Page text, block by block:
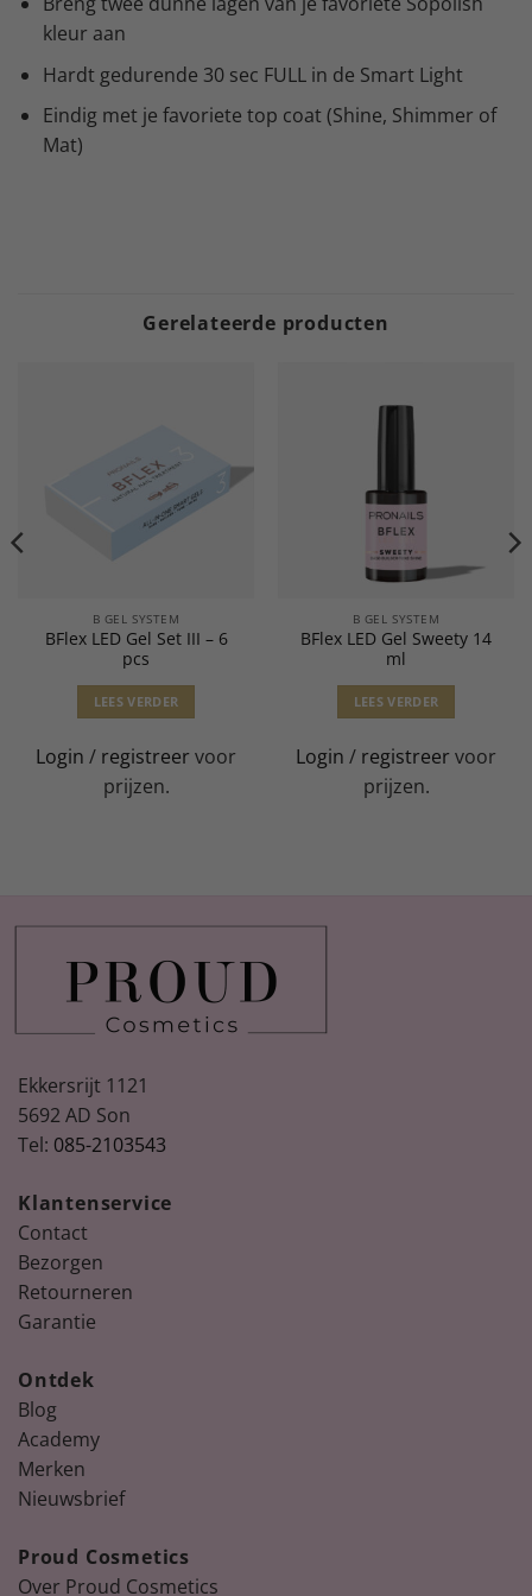
kleur aan
Hardt gedurende 30 sec FULL in de Smart Light
Eindig met je favoriete top coat (Shine, Shimmer of
Mat)
Gerelateerde producten
B GEL SYSTEM
BFlex LED Gel Set III – 6
pcs
LEES VERDER
Login / registreer voor
prijzen.
B GEL SYSTEM
BFlex LED Gel Sweety 14
ml
LEES VERDER
Login / registreer voor
prijzen.
Ekkersrijt 1121
5692 AD Son
Tel: 085-2103543
Klantenservice
Contact
Bezorgen
Retourneren
Garantie
Ontdek
Blog
Academy
Merken
Nieuwsbrief
Proud Cosmetics
Over Proud Cosmetics